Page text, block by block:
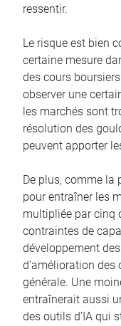
ressentir.
Le risque est bien
certaine mesure
des cours
observer une
les marchés sont
résolution des
peuvent apporter
De plus, comme la
pour entraîner les
multipliée par cinq
contraintes de
développement
d’amélioration des
générale. Une
entraînerait aussi
des outils d’IA qui